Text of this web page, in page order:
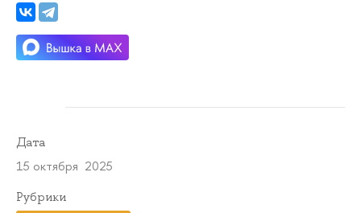
Дата
15 октября 2025
Рубрики